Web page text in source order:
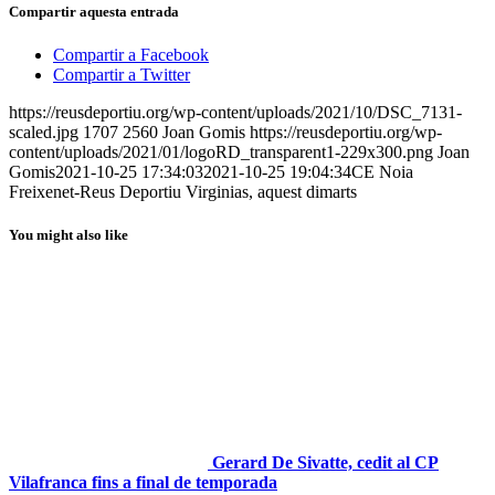
Compartir aquesta entrada
Compartir a Facebook
Compartir a Twitter
https://reusdeportiu.org/wp-content/uploads/2021/10/DSC_7131-
scaled.jpg 1707 2560 Joan Gomis https://reusdeportiu.org/wp-
content/uploads/2021/01/logoRD_transparent1-229x300.png Joan
Gomis2021-10-25 17:34:032021-10-25 19:04:34CE Noia
Freixenet-Reus Deportiu Virginias, aquest dimarts
You might also like
Gerard De Sivatte, cedit al CP
Vilafranca fins a final de temporada